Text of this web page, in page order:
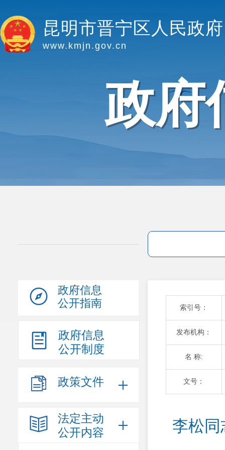
昆明市晋宁区人民政府
www.kmjn.gov.cn
政府
政府信息
公开指南
政府信息
公开制度
政策文件
法定主动
公开内容
索引号：
发布机构：
名 称:
文号：
李松